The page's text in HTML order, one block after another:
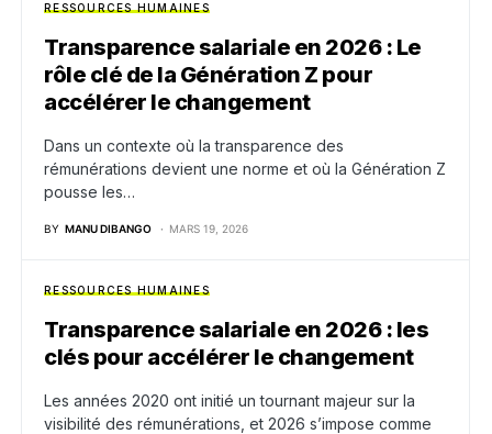
RESSOURCES HUMAINES
Transparence salariale en 2026 : Le
rôle clé de la Génération Z pour
accélérer le changement
Dans un contexte où la transparence des
rémunérations devient une norme et où la Génération Z
pousse les…
BY MANU DIBANGO MARS 19, 2026
RESSOURCES HUMAINES
Transparence salariale en 2026 : les
clés pour accélérer le changement
Les années 2020 ont initié un tournant majeur sur la
visibilité des rémunérations, et 2026 s’impose comme